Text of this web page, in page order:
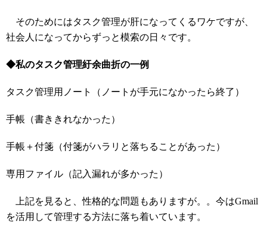
そのためにはタスク管理が肝になってくるワケですが、
社会人になってからずっと模索の日々です。
◆私のタスク管理紆余曲折の一例
タスク管理用ノート（ノートが手元になかったら終了）
手帳（書ききれなかった）
手帳＋付箋（付箋がハラリと落ちることがあった）
専用ファイル（記入漏れが多かった）
上記を見ると、性格的な問題もありますが。。今はGmail
を活用して管理する方法に落ち着いています。